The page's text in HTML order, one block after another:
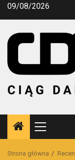
Przejdź
09/08/2026
Menu
główne
Strona główna